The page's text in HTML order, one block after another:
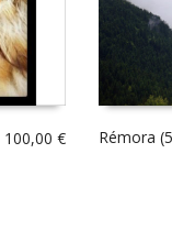
100,00 € Rémora